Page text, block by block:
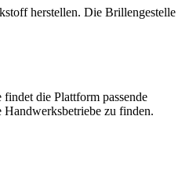
herstellen. Die Brillengestelle
die Plattform passende
Handwerksbetriebe zu finden.